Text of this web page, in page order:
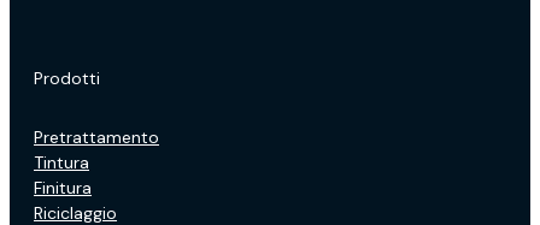
Prodotti
Pretrattamento
Tintura
Finitura
Riciclaggio